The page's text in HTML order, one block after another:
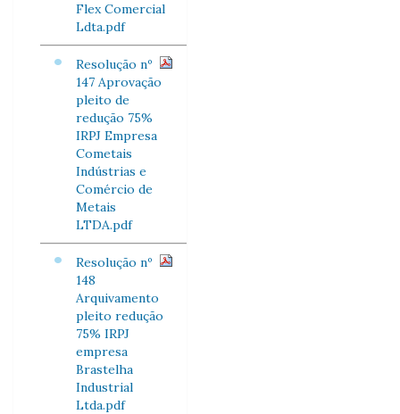
Flex Comercial
Ldta.pdf
Resolução nº
147 Aprovação
pleito de
redução 75%
IRPJ Empresa
Cometais
Indústrias e
Comércio de
Metais
LTDA.pdf
Resolução nº
148
Arquivamento
pleito redução
75% IRPJ
empresa
Brastelha
Industrial
Ltda.pdf